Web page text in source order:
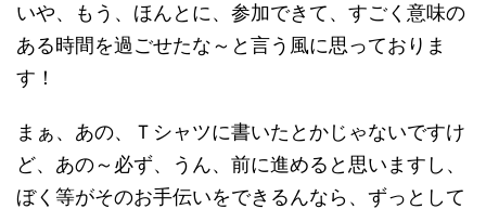
いや、もう、ほんとに、参加できて、すごく意味の
ある時間を過ごせたな～と言う風に思っておりま
す！
まぁ、あの、Ｔシャツに書いたとかじゃないですけ
ど、あの～必ず、うん、前に進めると思いますし、
ぼく等がそのお手伝いをできるんなら、ずっとして